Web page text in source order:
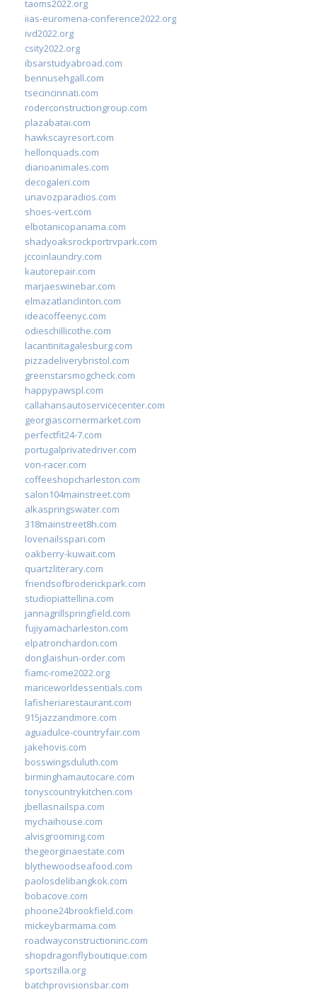
taoms2022.org
iias-euromena-conference2022.org
ivd2022.org
csity2022.org
ibsarstudyabroad.com
bennusehgall.com
tsecincinnati.com
roderconstructiongroup.com
plazabatai.com
hawkscayresort.com
hellonquads.com
diarioanimales.com
decogaleri.com
unavozparadios.com
shoes-vert.com
elbotanicopanama.com
shadyoaksrockportrvpark.com
jccoinlaundry.com
kautorepair.com
marjaeswinebar.com
elmazatlanclinton.com
ideacoffeenyc.com
odieschillicothe.com
lacantinitagalesburg.com
pizzadeliverybristol.com
greenstarsmogcheck.com
happypawspl.com
callahansautoservicecenter.com
georgiascornermarket.com
perfectfit24-7.com
portugalprivatedriver.com
von-racer.com
coffeeshopcharleston.com
salon104mainstreet.com
alkaspringswater.com
318mainstreet8h.com
lovenailsspari.com
oakberry-kuwait.com
quartzliterary.com
friendsofbroderickpark.com
studiopiattellina.com
jannagrillspringfield.com
fujiyamacharleston.com
elpatronchardon.com
donglaishun-order.com
fiamc-rome2022.org
mariceworldessentials.com
lafisheriarestaurant.com
915jazzandmore.com
aguadulce-countryfair.com
jakehovis.com
bosswingsduluth.com
birminghamautocare.com
tonyscountrykitchen.com
jbellasnailspa.com
mychaihouse.com
alvisgrooming.com
thegeorginaestate.com
blythewoodseafood.com
paolosdelibangkok.com
bobacove.com
phoone24brookfield.com
mickeybarmama.com
roadwayconstructioninc.com
shopdragonflyboutique.com
sportszilla.org
batchprovisionsbar.com